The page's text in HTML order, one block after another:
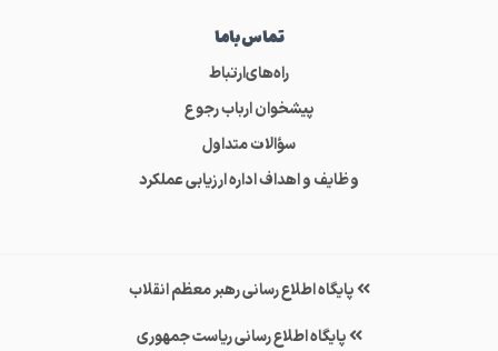
تماس‌باما
راه‌های‌ارتباط
پیشخوان ارباب رجوع
سؤالات متداول
وظایف و اهداف اداره ارزیابی عملکرد
پایگاه اطلاع رسانی رهبر معظم انقلاب
پایگاه اطلاع رسانی ریاست جمهوری